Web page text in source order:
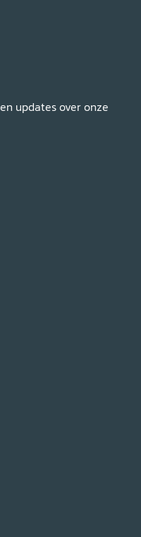
updates over onze